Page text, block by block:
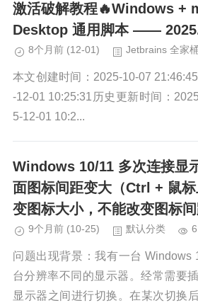
激活破解教程🔥Windows +
Desktop 通用脚本 ——
8个月前 (12-01) Jetbrains 全家
本文创建时间：2025-10-07
-12-01 10:25:31历史更新时间：
5-12-01 10:2...
Windows 10/11 多次连接显
面图标间距变大（Ctrl + 鼠
变图标大小，不能改变图标间
9个月前 (10-25) 默认分类
问题出现背景：我有一台 Windows
台分辨率不同的显示器。经常需要
显示器之间进行切换。在某次切换